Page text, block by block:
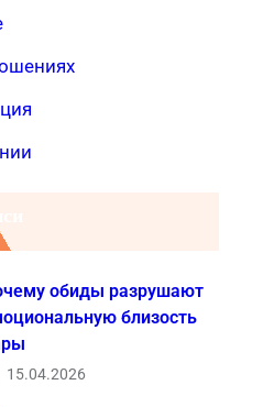
обиды разрушают
близость
15.04.2026